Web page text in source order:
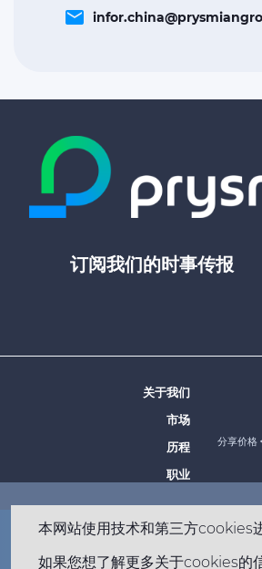
email
Footer
Prysmian
订阅我们的时事传报
Prysmian
关于我们
市场
历程
职业
分享价格
Footer
网站地图 法律声明 隐私权政策
本网站使用技术和第三方cookies
如果您想了解更多关于cookies的